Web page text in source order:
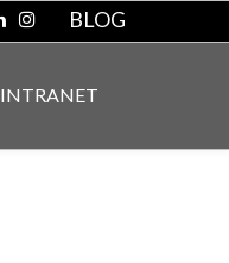
BLOG
INTRANET